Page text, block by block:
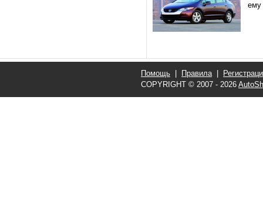
ему
Помощь Правила|
COPYRIGHT © 2007 - 2026